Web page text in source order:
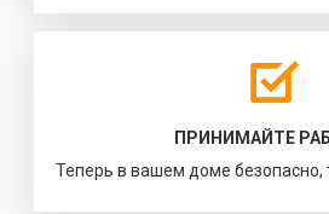
ПРИНИМАЙТЕ
Теперь в вашем доме безопасно,